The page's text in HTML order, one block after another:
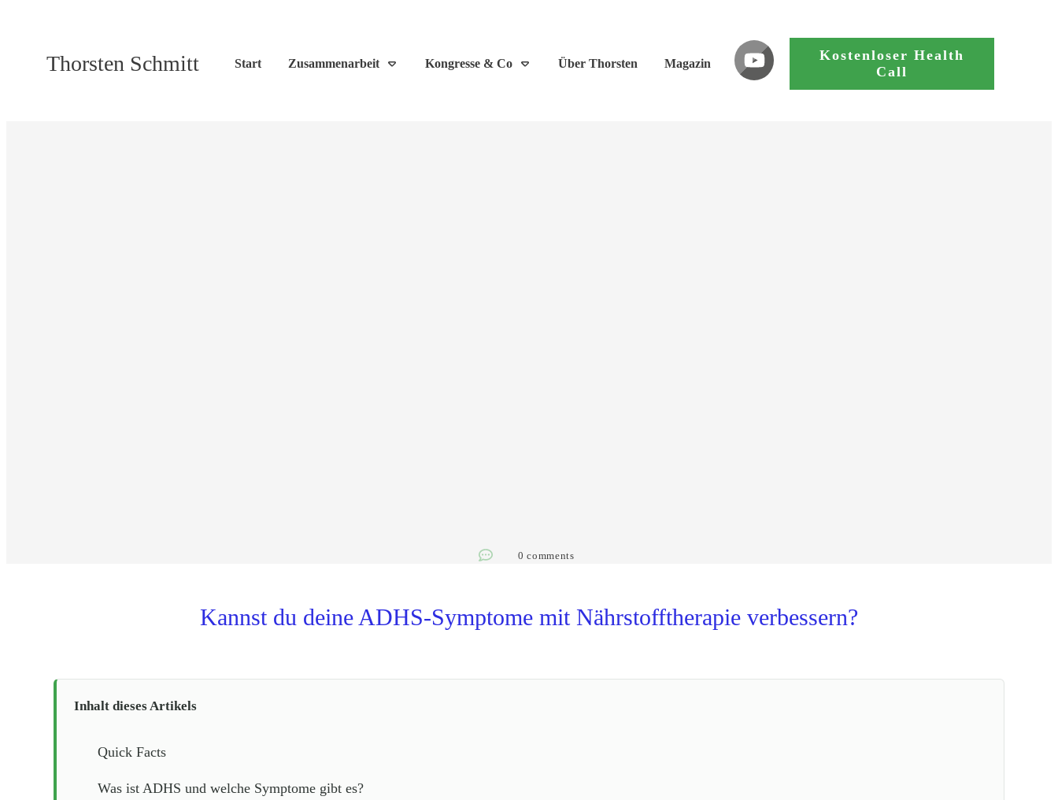
Thorsten Schmitt Start Zusammenarbeit Kongresse & Co Über Thorsten Magazin
Kostenloser Health
Call
0 comments
Kannst du deine ADHS-Symptome mit Nährstofftherapie verbessern?
Inhalt dieses Artikels
Quick Facts
Was ist ADHS und welche Symptome gibt es?